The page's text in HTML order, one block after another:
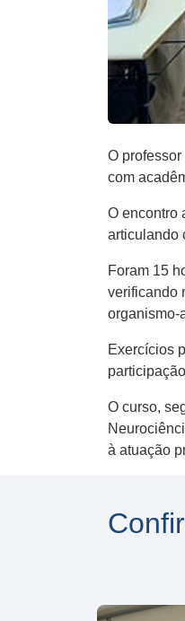
O
com
O encontro
articulando
Foram 15
verificando
organismo-
Exercícios
O curso,
à atuação